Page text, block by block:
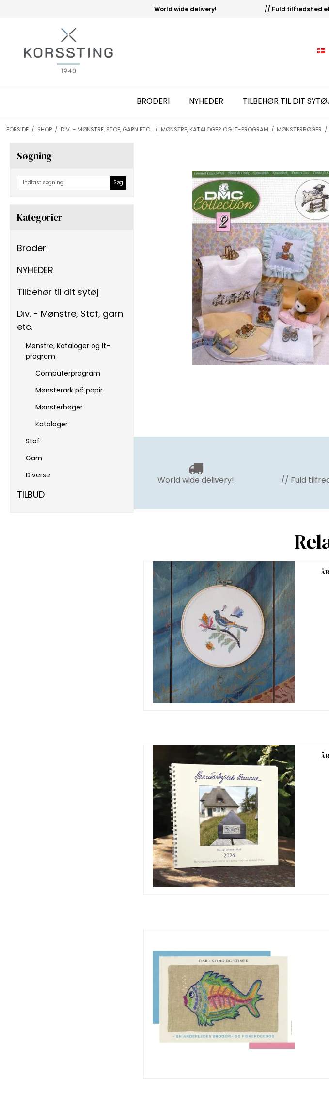
World wide delivery! // Fuld tilfredshed
BRODERI NYHEDER TILBEHØR TIL DIT
FORSIDE / SHOP / DIV. - MØNSTRE, STOF, GARN ETC. / MØNSTRE, KATALOGER OG IT-PROGRAM / MØNSTERBØGER /
Søgning
Søg
Kategorier
Broderi
NYHEDER
Tilbehør til dit sytøj
Div. - Mønstre, Stof, garn
etc.
Mønstre, Kataloger og It-
program
Computerprogram
Mønsterark på papir
Mønsterbøger
Kataloger
Stof
Garn
Diverse
TILBUD
World wide delivery! // Fuld